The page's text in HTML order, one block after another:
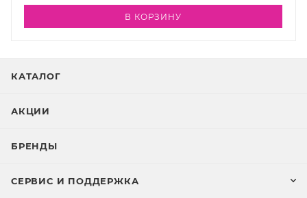
В КОРЗИНУ
КАТАЛОГ
АКЦИИ
БРЕНДЫ
СЕРВИС И ПОДДЕРЖКА